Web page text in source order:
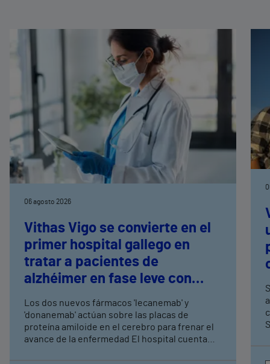
06 agosto 2026
Vithas Vigo se convierte en el
primer hospital gallego en
tratar a pacientes de
alzhéimer en fase leve con
terapias antiamiloide
Los dos nuevos fármacos 'lecanemab' y
'donanemab' actúan sobre las placas de
proteína amiloide en el cerebro para frenar el
avance de la enfermedad El hospital cuenta